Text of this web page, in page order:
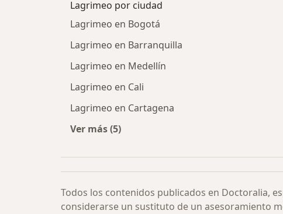
Lagrimeo por ciudad
Lagrimeo en Bogotá
Lagrimeo en Barranquilla
Lagrimeo en Medellín
Lagrimeo en Cali
Lagrimeo en Cartagena
Ver más (5)
Todos los contenidos publicados en Doctoralia,
considerarse un sustituto de un asesoramiento